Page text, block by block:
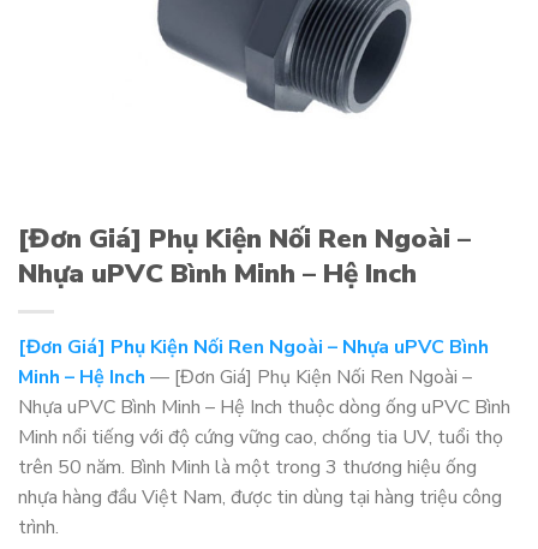
[Đơn Giá] Phụ Kiện Nối Ren Ngoài –
Nhựa uPVC Bình Minh – Hệ Inch
[Đơn Giá] Phụ Kiện Nối Ren Ngoài – Nhựa uPVC Bình
Minh – Hệ Inch — [Đơn Giá] Phụ Kiện Nối Ren Ngoài –
Nhựa uPVC Bình Minh – Hệ Inch thuộc dòng ống uPVC Bình
Minh nổi tiếng với độ cứng vững cao, chống tia UV, tuổi thọ
trên 50 năm. Bình Minh là một trong 3 thương hiệu ống
nhựa hàng đầu Việt Nam, được tin dùng tại hàng triệu công
trình.